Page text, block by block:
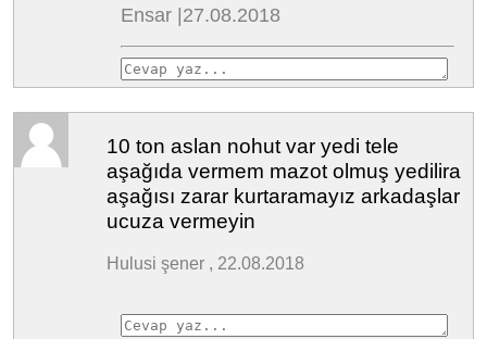
Ensar |27.08.2018
10 ton aslan nohut var yedi tele
aşağıda vermem mazot olmuş yedilira
aşağısı zarar kurtaramayız arkadaşlar
ucuza vermeyin
Hulusi şener , 22.08.2018